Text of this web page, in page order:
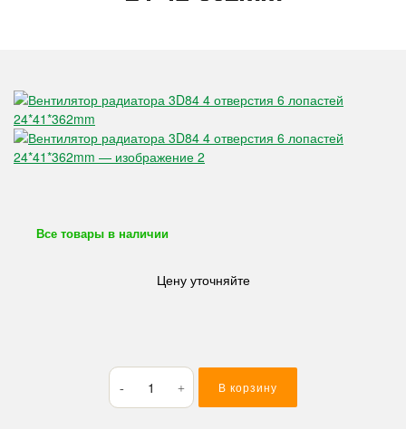
Все товары в наличии
Цену уточняйте
Количество
товара
Вентилятор
В корзину